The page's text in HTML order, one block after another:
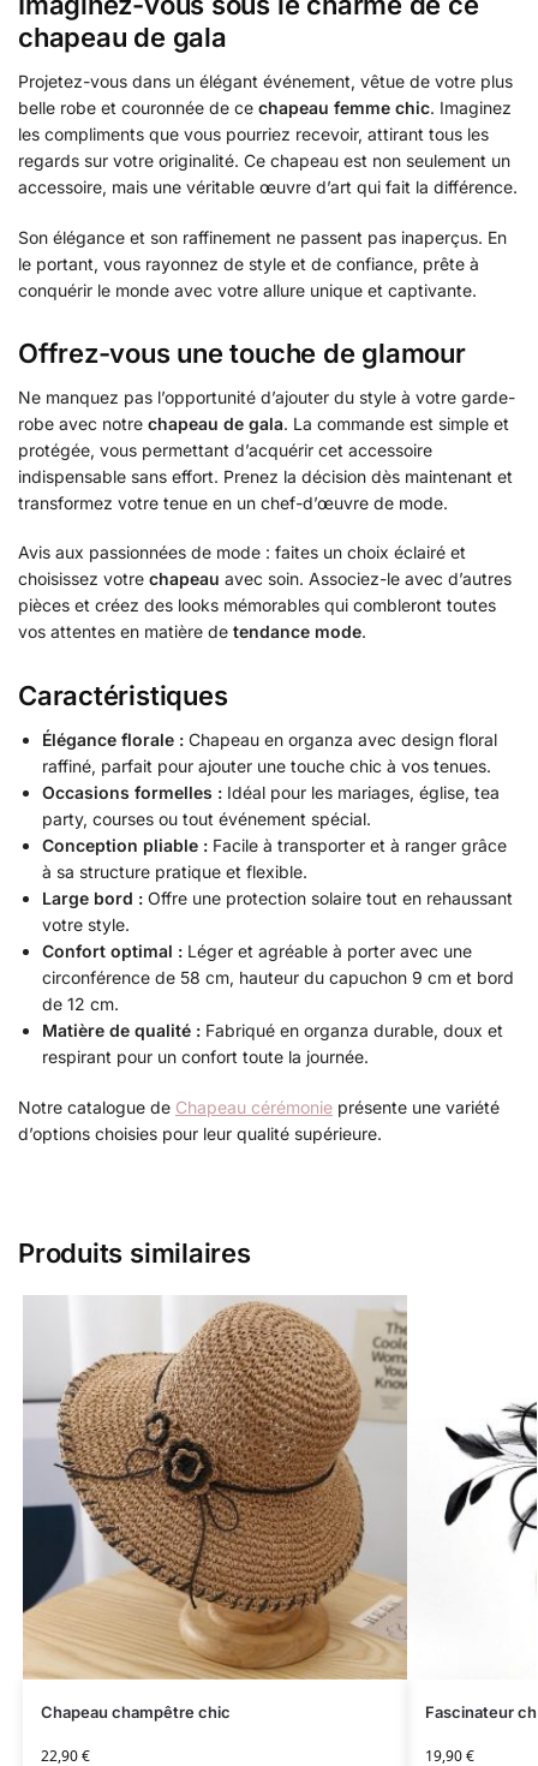
chapeau de gala
Projetez-vous dans un élégant événement, vêtue de votre plus
belle robe et couronnée de ce chapeau femme chic. Imaginez
les compliments que vous pourriez recevoir, attirant tous les
regards sur votre originalité. Ce chapeau est non seulement un
accessoire, mais une véritable œuvre d’art qui fait la différence.
Son élégance et son raffinement ne passent pas inaperçus. En
le portant, vous rayonnez de style et de confiance, prête à
conquérir le monde avec votre allure unique et captivante.
Offrez-vous une touche de glamour
Ne manquez pas l’opportunité d’ajouter du style à votre garde-
robe avec notre chapeau de gala. La commande est simple et
protégée, vous permettant d’acquérir cet accessoire
indispensable sans effort. Prenez la décision dès maintenant et
transformez votre tenue en un chef-d’œuvre de mode.
Avis aux passionnées de mode : faites un choix éclairé et
choisissez votre chapeau avec soin. Associez-le avec d’autres
pièces et créez des looks mémorables qui combleront toutes
vos attentes en matière de tendance mode.
Caractéristiques
Élégance florale : Chapeau en organza avec design floral
raffiné, parfait pour ajouter une touche chic à vos tenues.
Occasions formelles : Idéal pour les mariages, église, tea
party, courses ou tout événement spécial.
Conception pliable : Facile à transporter et à ranger grâce
à sa structure pratique et flexible.
Large bord : Offre une protection solaire tout en rehaussant
votre style.
Confort optimal : Léger et agréable à porter avec une
circonférence de 58 cm, hauteur du capuchon 9 cm et bord
de 12 cm.
Matière de qualité : Fabriqué en organza durable, doux et
respirant pour un confort toute la journée.
Notre catalogue de Chapeau cérémonie présente une variété
d’options choisies pour leur qualité supérieure.
Produits similaires
Chapeau champêtre chic
22,90€
Fascinateur
19,90€